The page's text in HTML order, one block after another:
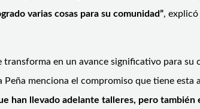
varias cosas para su comunidad”,
transforma en un avance significativo para su
menciona el compromiso que tiene esta
han llevado adelante talleres, pero también